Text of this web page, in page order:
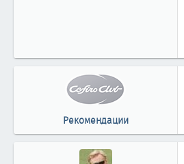
Рекомендации